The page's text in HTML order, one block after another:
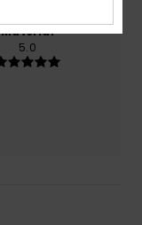
Material
5.0